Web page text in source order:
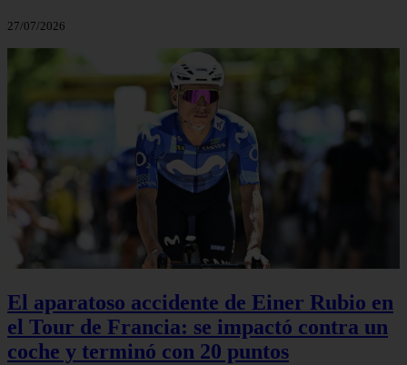
27/07/2026
El aparatoso accidente de Einer Rubio en
el Tour de Francia: se impactó contra un
coche y terminó con 20 puntos